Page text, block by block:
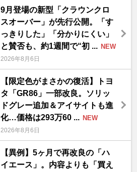
9月登場の新型「クラウンクロ
スオーバー」が先行公開。「す
っきりした」「分かりにくい」
と賛否も、約1週間で“初 ... NEW
2026年8月6日
【限定色がまさかの復活】トヨ
タ「GR86」一部改良。ソリッ
ドグレー追加＆アイサイトも進
化…価格は293万60 ... NEW
2026年8月6日
【異例】5ヶ月で再改良の「ハ
イエース」。内容よりも「買え